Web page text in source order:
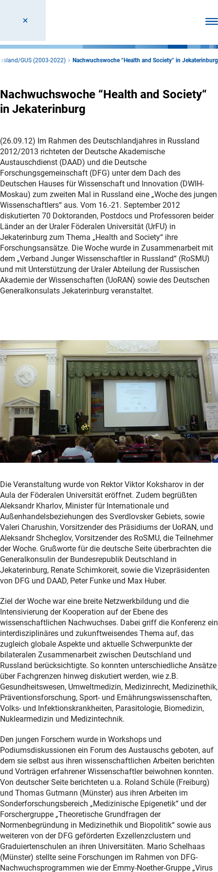
GUS (2003-2022) Nachwuchswoche “Health and Society“ in Jekaterinburg
Nachwuchswoche “Health and Society“
in Jekaterinburg
(26.09.12) Im Rahmen des Deutschlandjahres in Russland
2012/2013 richteten der Deutsche Akademische
Austauschdienst (DAAD) und die Deutsche
Forschungsgemeinschaft (DFG) unter dem Dach des
Deutschen Hauses für Wissenschaft und Innovation (DWIH-
Moskau) zum zweiten Mal in Russland eine „Woche des jungen
Wissenschaftlers“ aus. Vom 16.-21. September 2012
diskutierten 70 Doktoranden, Postdocs und Professoren beider
Länder an der Uraler Föderalen Universität (UrFU) in
Jekaterinburg zum Thema „Health and Society“ ihre
Forschungsansätze. Die Woche wurde in Zusammenarbeit mit
dem „Verband Junger Wissenschaftler in Russland“ (RoSMU)
und mit Unterstützung der Uraler Abteilung der Russischen
Akademie der Wissenschaften (UoRAN) sowie des Deutschen
Generalkonsulats Jekaterinburg veranstaltet.
Die Veranstaltung wurde von Rektor Viktor Koksharov in der
Aula der Föderalen Universität eröffnet. Zudem begrüßten
Aleksandr Kharlov, Minister für Internationale und
Außenhandelsbeziehungen des Sverdlovsker Gebiets, sowie
Valeri Charushin, Vorsitzender des Präsidiums der UoRAN, und
Aleksandr Shcheglov, Vorsitzender des RoSMU, die Teilnehmer
der Woche. Grußworte für die deutsche Seite überbrachten die
Generalkonsulin der Bundesrepublik Deutschland in
Jekaterinburg, Renate Schimkoreit, sowie die Vizepräsidenten
von DFG und DAAD, Peter Funke und Max Huber.
Ziel der Woche war eine breite Netzwerkbildung und die
Intensivierung der Kooperation auf der Ebene des
wissenschaftlichen Nachwuchses. Dabei griff die Konferenz ein
interdisziplinäres und zukunftweisendes Thema auf, das
zugleich globale Aspekte und aktuelle Schwerpunkte der
bilateralen Zusammenarbeit zwischen Deutschland und
Russland berücksichtigte. So konnten unterschiedliche Ansätze
über Fachgrenzen hinweg diskutiert werden, wie z.B.
Gesundheitswesen, Umweltmedizin, Medizinrecht, Medizinethik,
Präventionsforschung, Sport- und Ernährungswissenschaften,
Volks- und Infektionskrankheiten, Parasitologie, Biomedizin,
Nuklearmedizin und Medizintechnik.
Den jungen Forschern wurde in Workshops und
Podiumsdiskussionen ein Forum des Austauschs geboten, auf
dem sie selbst aus ihren wissenschaftlichen Arbeiten berichten
und Vorträgen erfahrener Wissenschaftler beiwohnen konnten.
Von deutscher Seite berichteten u.a. Roland Schüle (Freiburg)
und Thomas Gutmann (Münster) aus ihren Arbeiten im
Sonderforschungsbereich „Medizinische Epigenetik“ und der
Forschergruppe „Theoretische Grundfragen der
Normenbegründung in Medizinethik und Biopolitik“ sowie aus
weiteren von der DFG geförderten Exzellenzclustern und
Graduiertenschulen an ihren Universitäten. Mario Schelhaas
(Münster) stellte seine Forschungen im Rahmen von DFG-
Nachwuchsprogrammen wie der Emmy-Noether-Gruppe „Virus